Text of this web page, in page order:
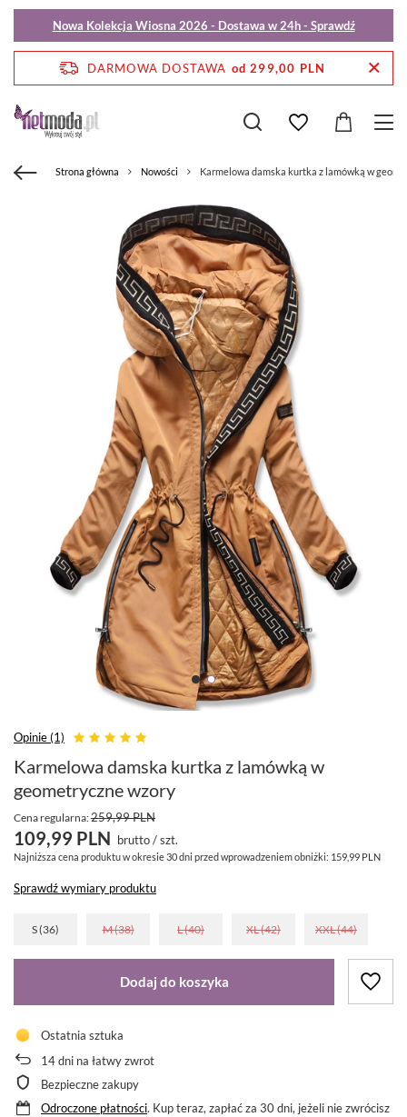
Nowa Kolekcja Wiosna 2026 - Dostawa w 24h - Sprawdź
DARMOWA DOSTAWA od 299,00 PLN
Strona główna Nowości Karmelowa damska kurtka z lamówką w
Opinie (1)
Karmelowa damska kurtka z lamówką w
geometryczne wzory
Cena regularna:259,99 PLN
109,99 PLN brutto/szt.
Najniższa cena produktu w okresie 30 dni przed wprowadzeniem obniżki: 159,99 PLN
Sprawdź wymiary produktu
S (36) M (38) L (40) XL (42) XXL (44)
Dodaj do koszyka
Ostatnia sztuka
14dni na łatwy zwrot
Bezpieczne zakupy
Odroczone płatności. Kup teraz, zapłać za 30 dni, jeżeli nie zwrócisz